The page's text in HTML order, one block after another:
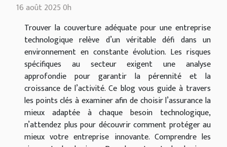
16 août 2025 0h
Trouver la couverture adéquate pour une entreprise
technologique relève d’un véritable défi dans un
environnement en constante évolution. Les risques
spécifiques au secteur exigent une analyse
approfondie pour garantir la pérennité et la
croissance de l’activité. Ce blog vous guide à travers
les points clés à examiner afin de choisir l’assurance la
mieux adaptée à chaque besoin technologique,
n’attendez plus pour découvrir comment protéger au
mieux votre entreprise innovante. Comprendre les